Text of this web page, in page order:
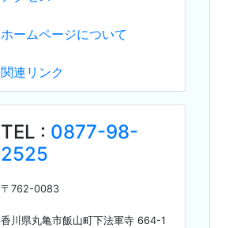
ホームページについて
関連リンク
TEL : 0877-98-
2525
〒 762-0083
香川県丸亀市飯山町下法軍寺 664-1